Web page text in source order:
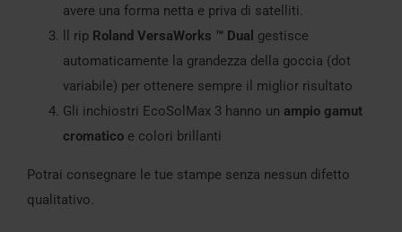
avere una forma netta e priva di satelliti.
ll rip Roland VersaWorks ™ Dual gestisce
automaticamente la grandezza della goccia (dot
variabile) per ottenere sempre il miglior risultato
Gli inchiostri EcoSolMax 3 hanno un ampio gamut
cromatico e colori brillanti
Potrai consegnare le tue stampe senza nessun difetto
qualitativo.